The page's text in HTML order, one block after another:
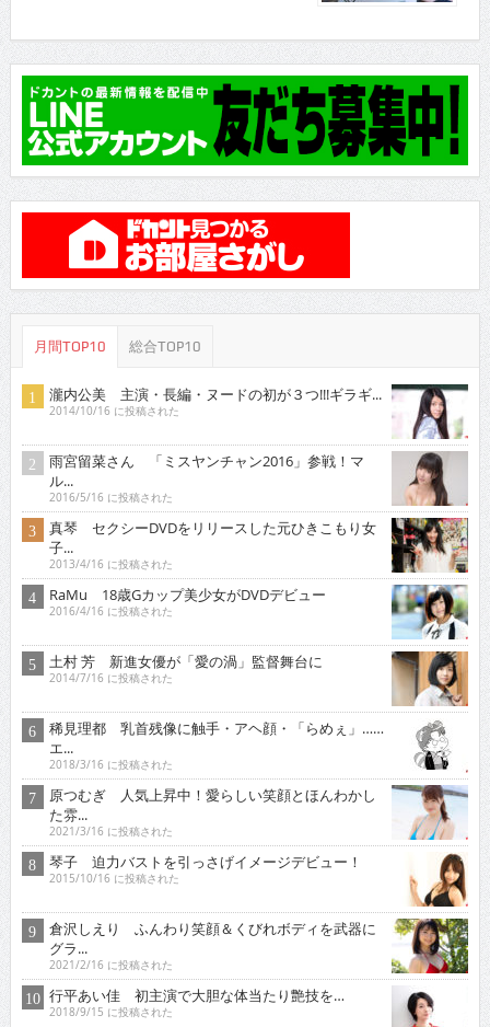
月間TOP10 総合TOP10
瀧内公美 主演・長編・ヌードの初が３つ!!!ギラギ...
2014/10/16 に投稿された
雨宮留菜さん 「ミスヤンチャン2016」参戦！マ
ル...
2016/5/16 に投稿された
真琴 セクシーDVDをリリースした元ひきこもり女
子...
2013/4/16 に投稿された
RaMu 18歳Gカップ美少女がDVDデビュー
2016/4/16 に投稿された
土村 芳 新進女優が「愛の渦」監督舞台に
2014/7/16 に投稿された
稀見理都 乳首残像に触手・アヘ顔・「らめぇ」……
エ...
2018/3/16 に投稿された
原つむぎ 人気上昇中！愛らしい笑顔とほんわかし
た雰...
2021/3/16 に投稿された
琴子 迫力バストを引っさげイメージデビュー！
2015/10/16 に投稿された
倉沢しえり ふんわり笑顔＆くびれボディを武器に
グラ...
2021/2/16 に投稿された
行平あい佳 初主演で大胆な体当たり艶技を…
2018/9/15 に投稿された